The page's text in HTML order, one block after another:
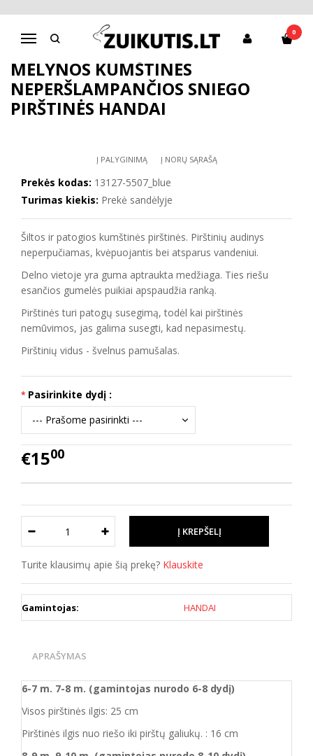
Navigacija
0
Pagrindinis Apranga berniukams
Kepurės, pirštinės
Mėlynos kumštinės neperšlampančios sniego pirštinės HANDAI
MĖLYNOS KUMŠTINĖS
NEPERŠLAMPANČIOS SNIEGO
PIRŠTINĖS HANDAI
Į PALYGINIMĄ Į NORŲ SĄRAŠĄ
Prekės kodas: 13127-5507_blue
Turimas kiekis: Prekė sandėlyje
Šiltos ir patogios kumštinės pirštinės. Pirštinių audinys
neperpučiamas, kvėpuojantis bei atsparus vandeniui.
Delno vietoje yra guma aptraukta medžiaga. Ties riešu
esančios gumelės puikiai apspaudžia ranką.
Pirštinės turi patogų susegimą, todėl kai pirštinės
nemūvimos, jas galima susegti, kad nepasimestų.
Pirštinių vidus - švelnus pamušalas.
Pasirinkite dydį :
€1500
Turite klausimų apie šią prekę? Klauskite
Gamintojas: HANDAI
APRAŠYMAS
6-7 m. 7-8 m. (gamintojas nurodo 6-8 dydį)
Visos pirštinės ilgis: 25 cm
Pirštinės ilgis nuo riešo iki pirštų galiukų. : 16 cm